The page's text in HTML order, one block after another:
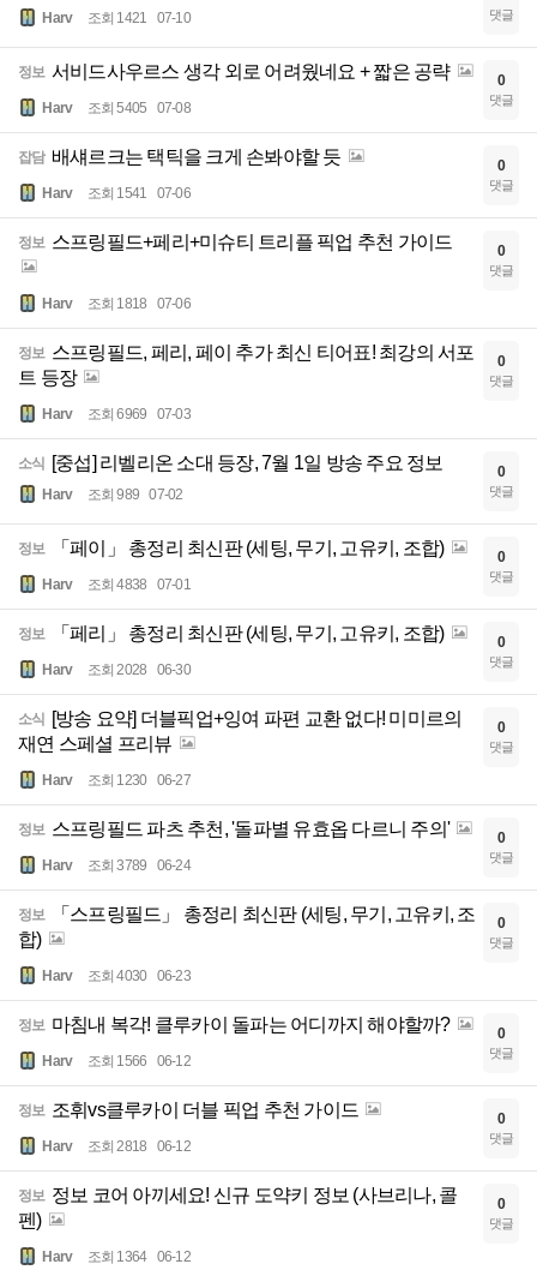
Harv 조회 1421 07-10 댓글
정보 서비드사우르스 생각 외로 어려웠네요 + 짧은 공략
Harv 조회 5405 07-08
0
댓글
잡담 배섀르크는 택틱을 크게 손봐야할 듯
Harv 조회 1541 07-06
0
댓글
정보 스프링필드+페리+미슈티 트리플 픽업 추천 가이드
Harv 조회 1818 07-06
0
댓글
정보 스프링필드, 페리, 페이 추가 최신 티어표! 최강의 서포
트 등장
Harv 조회 6969 07-03
0
댓글
소식 [중섭] 리벨리온 소대 등장, 7월 1일 방송 주요 정보
Harv 조회 989 07-02
0
댓글
정보 「페이」 총정리 최신판 (세팅, 무기, 고유키, 조합)
Harv 조회 4838 07-01
0
댓글
정보 「페리」 총정리 최신판 (세팅, 무기, 고유키, 조합)
Harv 조회 2028 06-30
0
댓글
소식 [방송 요약] 더블픽업+잉여 파편 교환 없다! 미미르의
재연 스페셜 프리뷰
Harv 조회 1230 06-27
0
댓글
정보 스프링필드 파츠 추천, '돌파별 유효옵 다르니 주의'
Harv 조회 3789 06-24
0
댓글
정보
「스프링필드」 총정리 최신판 (세팅, 무기, 고유키, 조
합)
Harv 조회 4030 06-23
0
댓글
정보 마침내 복각! 클루카이 돌파는 어디까지 해야할까?
Harv 조회 1566 06-12
0
댓글
정보 조휘vs클루카이 더블 픽업 추천 가이드
Harv 조회 2818 06-12
0
댓글
정보 정보 코어 아끼세요! 신규 도약키 정보 (사브리나, 콜
펜)
Harv 조회 1364 06-12
0
댓글